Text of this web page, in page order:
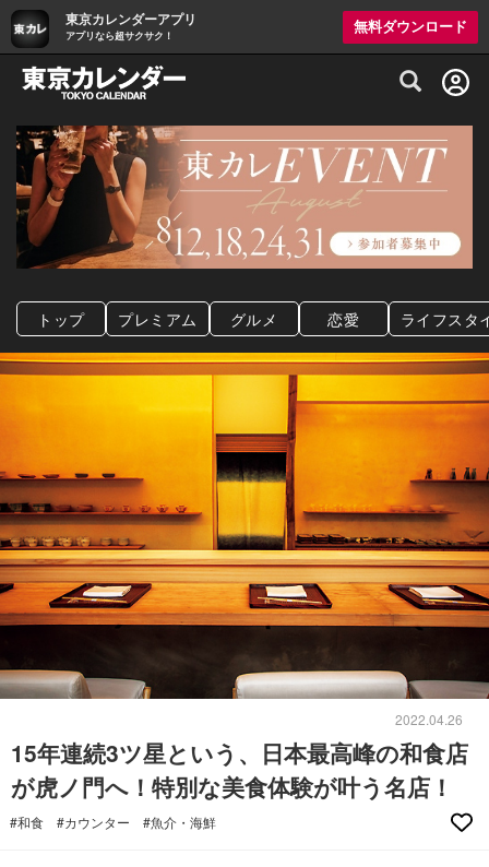
東京カレンダーアプリ
アプリなら超サクサク！
無料ダウンロード
グルメ情報・プレミアムレストラン予約
トップ プレミアム グルメ 恋愛 ライフスタ
2022.04.26
15年連続3ツ星という、日本最高峰の和食店
が虎ノ門へ！特別な美食体験が叶う名店！
#和食 #カウンター #魚介・海鮮